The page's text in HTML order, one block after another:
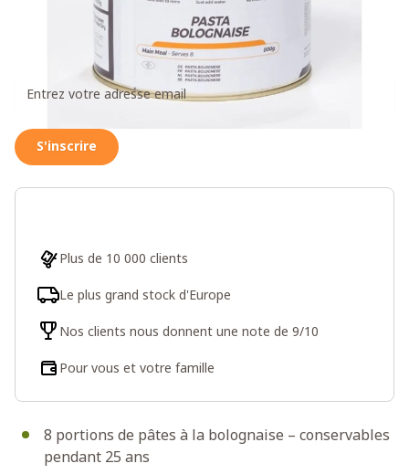
Recevez un message dès que ce produit est à
nouveau disponible
S'inscrire
8 portions de pâtes à la bolognaise – conservables
pendant 25 ans
Plus de 10 000 clients
Le plus grand stock d'Europe
Nos clients nous donnent une note de 9/10
Pour vous et votre famille